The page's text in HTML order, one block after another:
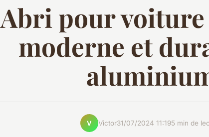
Abri pour voiture
moderne et
V Victor31/07/2024 11:195 min de